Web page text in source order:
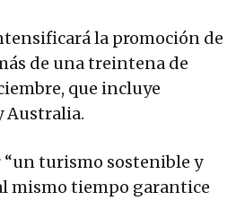
la promoción de
de una treintena de
que incluye
Australia.
“un turismo sostenible y
mismo tiempo garantice